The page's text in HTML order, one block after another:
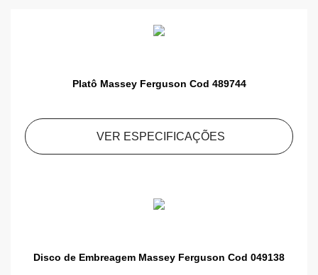
Platô Massey Ferguson Cod 489744
VER ESPECIFICAÇÕES
Disco de Embreagem Massey Ferguson Cod 049138